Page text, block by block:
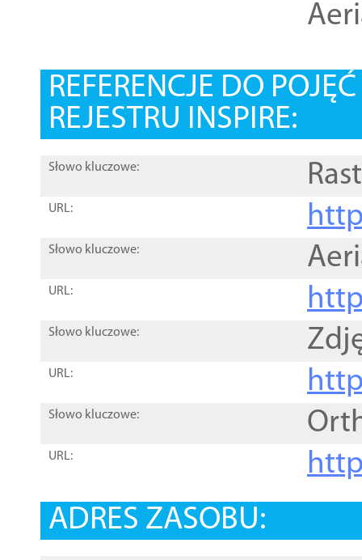
REFERENCJE DO
REJESTRU INSPIRE:
Słowo kluczowe:
URL:
Słowo kluczowe:
URL:
Słowo kluczowe:
URL:
Słowo kluczowe:
URL:
ADRES ZASOBU: